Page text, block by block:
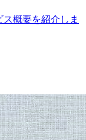
ス概要を紹介しま